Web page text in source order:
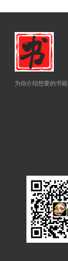
为你介绍想要的书籍